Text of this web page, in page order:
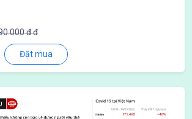
đ đ
Đặt mua